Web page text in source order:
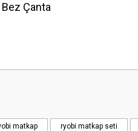
Çanta
matkap ryobi matkap seti